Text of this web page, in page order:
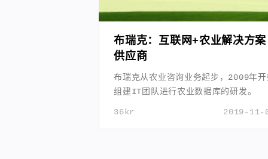
布瑞克：互联网+农业解决方案
供应商
布瑞克从农业咨询业务起步，2009年
组建IT团队进行农业数据库的研发。
2019-11-
36kr